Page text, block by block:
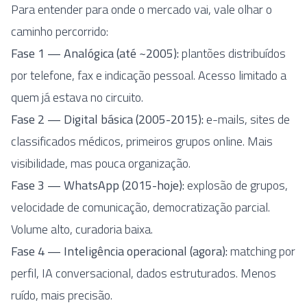
Para entender para onde o mercado vai, vale olhar o
caminho percorrido:
Fase 1 — Analógica (até ~2005):plantões distribuídos
por telefone, fax e indicação pessoal. Acesso limitado a
quem já estava no circuito.
Fase 2 — Digital básica (2005-2015):e-mails, sites de
classificados médicos, primeiros grupos online. Mais
visibilidade, mas pouca organização.
Fase 3 — WhatsApp (2015-hoje):explosão de grupos,
velocidade de comunicação, democratização parcial.
Volume alto, curadoria baixa.
Fase 4 — Inteligência operacional (agora):matching por
perfil, IA conversacional, dados estruturados. Menos
ruído, mais precisão.